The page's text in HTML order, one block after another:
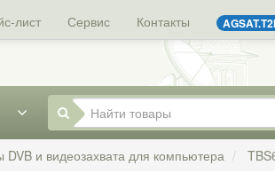
лист Сервис Контакты
DVB и видеозахвата для компьютера